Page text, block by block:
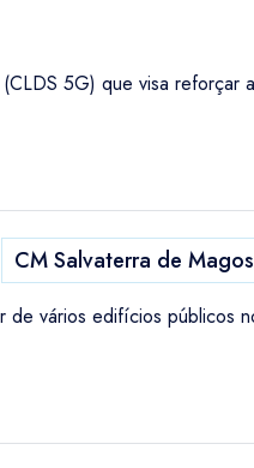
5G) que visa reforçar
CM Salvaterra de Magos
vários edifícios públicos